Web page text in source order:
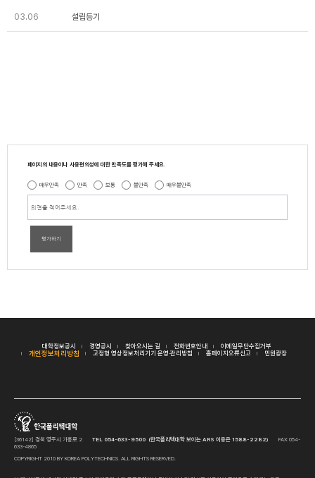
03.06 설립등기
페이지의 내용이나 사용편의성에 대한 만족도를 평가해 주세요.
매우만족 만족 보통 불만족 매우불만족
평가하기
대학정보공시 경영공시 찾아오시는 길 전화번호안내 이메일무단수집거부
개인정보처리방침 고정형 영상정보처리기기 운영·관리방침 홈페이지오류신고 민원광장
[36142] 경북 영주시 가흥로 2 TEL 054-633-9500 (한국폴리텍대학 보이는 ARS 이용은 1588-2282)
FAX 054-
633-4865
COPYRIGHT 2010 BY KOREA POLYTECHNICS. ALL RIGHTS RESERVED.